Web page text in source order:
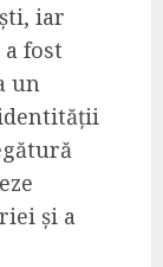
iar
fost
un
și a